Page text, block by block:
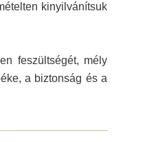
kinyilvánítsuk
feszültségét, mély
a biztonság és a